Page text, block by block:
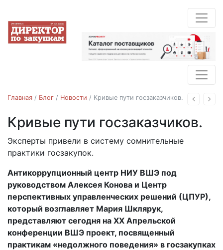
Назад
Главная / Блог / Новости / Кривые пути госзаказчиков.
Новости
Кривые пути госзаказчиков.
15.04.2019
Эксперты привели в систему сомнительные
практики госзакупок.
Антикоррупционный центр НИУ ВШЭ под
руководством Алексея Конова и Центр
перспективных управленческих решений (ЦПУР),
который возглавляет Мария Шклярук,
представляют сегодня на ХХ Апрельской
конференции ВШЭ проект, посвященный
практикам «недолжного поведения» в госзакупках